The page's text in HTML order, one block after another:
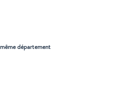
département